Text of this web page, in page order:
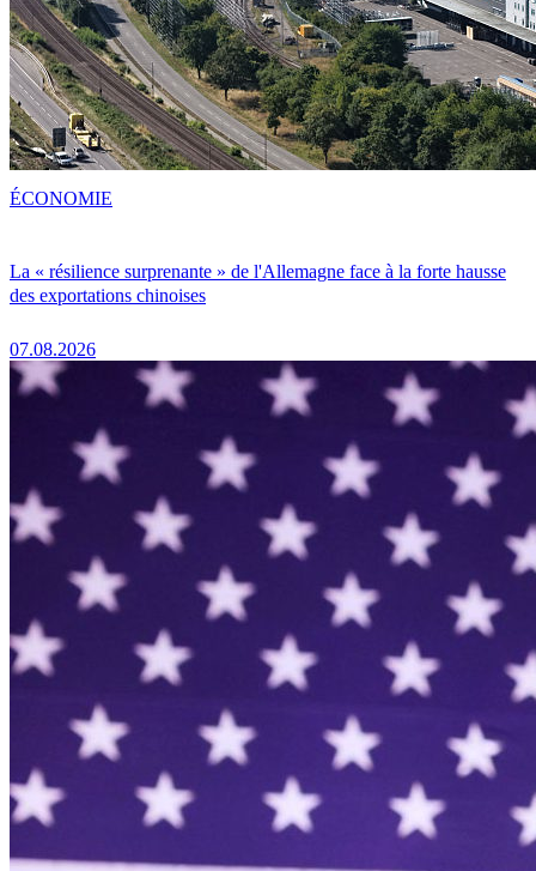
La « résilience surprenante » de l'Allemagne face à la forte hausse
des exportations chinoises
07.08.2026
ÉCONOMIE